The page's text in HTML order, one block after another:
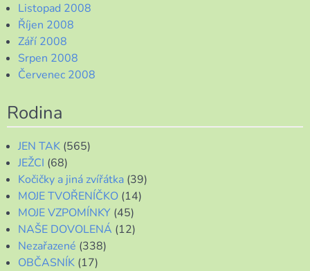
Listopad 2008
Říjen 2008
Září 2008
Srpen 2008
Červenec 2008
Rodina
JEN TAK (565)
JEŽCI (68)
Kočičky a jiná zvířátka (39)
MOJE TVOŘENÍČKO (14)
MOJE VZPOMÍNKY (45)
NAŠE DOVOLENÁ (12)
Nezařazené (338)
OBČASNÍK (17)